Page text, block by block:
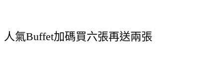
人氣Buffet加碼買六張再送兩張